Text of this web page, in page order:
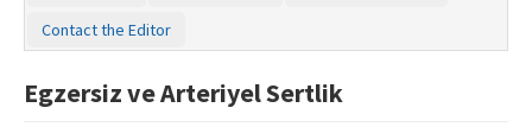
Editorial Board
Contact the Editor
Egzersiz ve Arteriyel Sertlik